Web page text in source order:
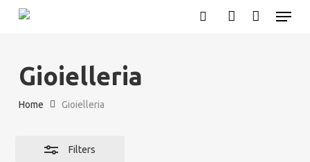
Skip
content
Menu
Gioielleria
Home Gioielleria
Filters